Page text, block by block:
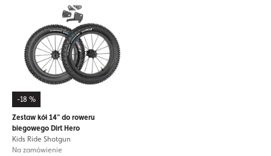
-18 %
Zestaw kół 14" do roweru
biegowego Dirt Hero
Kids Ride Shotgun
Na zamówienie